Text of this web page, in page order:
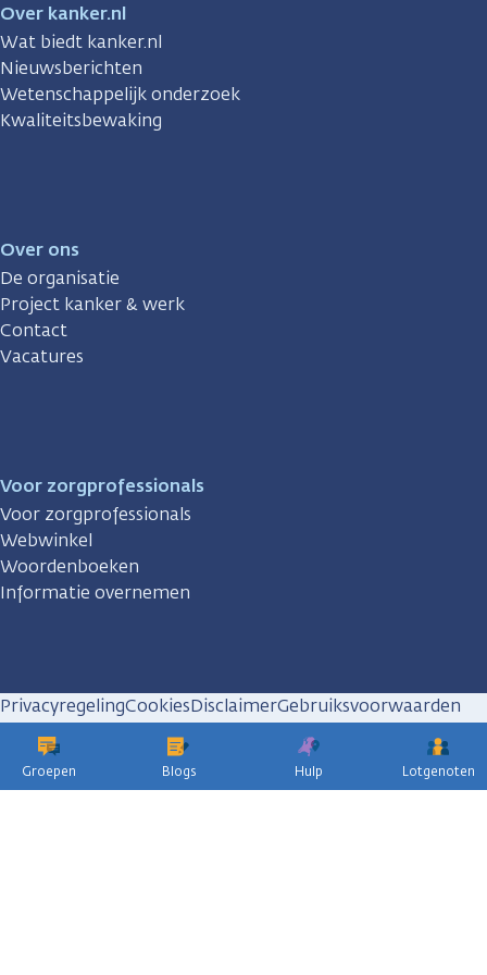
Groepen Blogs Hulp Lotgenoten
Over kanker.nl
Wat biedt kanker.nl
Nieuwsberichten
Wetenschappelijk onderzoek
Kwaliteitsbewaking
Over ons
De organisatie
Project kanker & werk
Contact
Vacatures
Voor zorgprofessionals
Voor zorgprofessionals
Webwinkel
Woordenboeken
Informatie overnemen
PrivacyregelingCookiesDisclaimerGebruiksvoorwaarden
Huisregels